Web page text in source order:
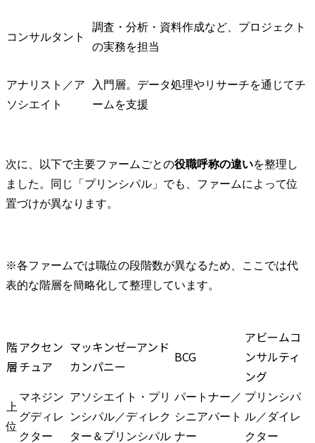
コンサルタント
調査・分析・資料作成など、プロジェクト
の実務を担当
アナリスト／ア
ソシエイト
入門層。データ処理やリサーチを通じてチ
ームを支援
次に、以下で主要ファームごとの役職呼称の違いを整理し
ました。同じ「プリンシパル」でも、ファームによって位
置づけが異なります。
※各ファームでは職位の段階数が異なるため、ここでは代
表的な階層を簡略化して整理しています。
階
層
アクセン
チュア
マッキンゼーアンド
カンパニー
BCG
アビームコ
ンサルティ
ング
上
位
マネジン
グディレ
クター
アソシエイト・プリ
ンシパル／ディレク
ター＆プリンシパル
パートナー／
シニアパート
ナー
プリンシパ
ル／ダイレ
クター